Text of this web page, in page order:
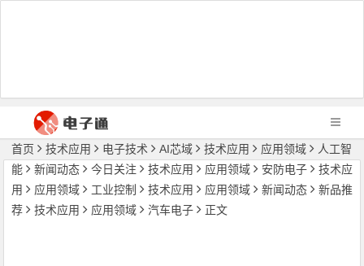
首页 技术应用 电子技术 AI芯域 技术应用 应用领域
人工智
能
新闻动态 今日关注 技术应用 应用领域 安防电子
技术应
用
应用领域 工业控制 技术应用 应用领域 新闻动态
新品推
荐
技术应用 应用领域 汽车电子 正文